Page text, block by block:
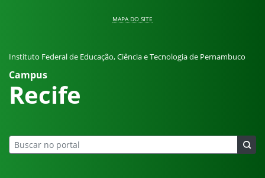
MAPA DO SITE
Instituto Federal de Educação, Ciência e Tecnologia de Pernambuco
Campus
Recife